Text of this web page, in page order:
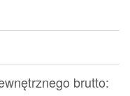
brutto: